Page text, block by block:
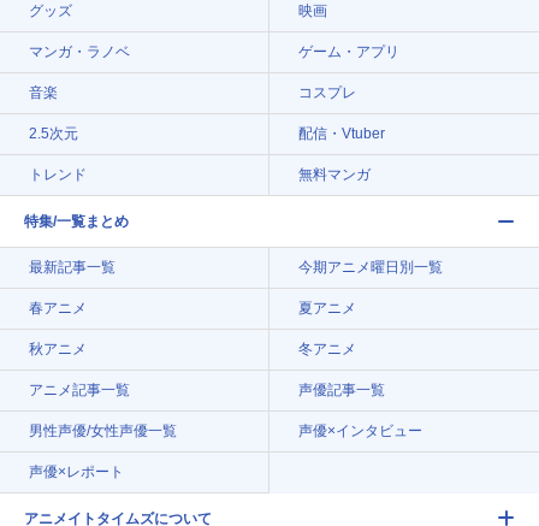
グッズ 映画
マンガ・ラノベ ゲーム・アプリ
音楽 コスプレ
2.5次元 配信・Vtuber
トレンド 無料マンガ
特集/一覧まとめ
最新記事一覧 今期アニメ曜日別一覧
春アニメ 夏アニメ
秋アニメ 冬アニメ
アニメ記事一覧 声優記事一覧
男性声優/女性声優一覧 声優×インタビュー
声優×レポート
アニメイトタイムズについて